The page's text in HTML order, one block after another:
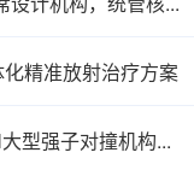
Rosatom选定SNIIP为辐射控制系统首席设计机构，统管核设施放射仪表标准化与进口替代保障
精准放射治疗方案
美国堪萨斯大学获能源部资助 为CERN大型强子对撞机构建新一代探测器